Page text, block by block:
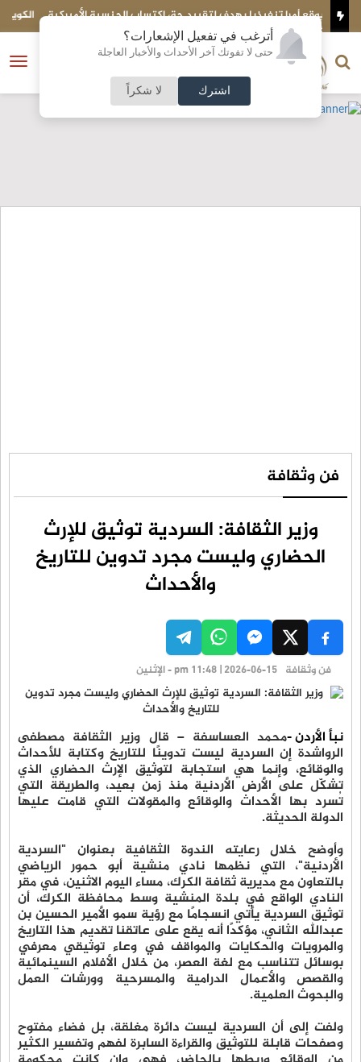
أترغب في تفعيل الإشعارات؟
حتى لا تفوتك آخر الأحداث والأخبار العاجلة
اشترك لا شكراً
الأميركية الكويت تحبط تهريب شحنة ضخمة إلى مصر..ماذا بداخلها؟
فتح
الناشر و رئيس التحرير
النسخة الكاملة
فن وثقافة
وزير الثقافة: السردية توثيق للإرث
الحضاري وليست مجرد تدوين للتاريخ
والأحداث
فن وثقافة pm 11:48 | 2026-06-15 - الإثنين
نبأ الأردن -محمد العساسفة – قال وزير الثقافة مصطفى
الرواشدة إن السردية ليست تدوينًا للتاريخ وكتابة للأحداث
والوقائع، وإنما هي استجابة لتوثيق الإرث الحضاري الذي
تشكّل على الأرض الأردنية منذ زمن بعيد، والطريقة التي
تُسرد بها الأحداث والوقائع والمقولات التي قامت عليها
الدولة الحديثة.
وأوضح خلال رعايته الندوة الثقافية بعنوان "السردية
الأردنية"، التي نظمها نادي منشية أبو حمور الرياضي
بالتعاون مع مديرية ثقافة الكرك، مساء اليوم الاثنين، في مقر
النادي الواقع في بلدة المنشية وسط محافظة الكرك، أن
توثيق السردية يأتي انسجامًا مع رؤية سمو الأمير الحسين بن
عبدالله الثاني، مؤكدًا أنه يقع على عاتقنا تقديم هذا التاريخ
والمرويات والحكايات والمواقف في وعاء توثيقي معرفي
بوسائل تتناسب مع لغة العصر، من خلال الأفلام السينمائية
والقصص والأعمال الدرامية والمسرحية وورشات العمل
والبحوث العلمية.
ولفت إلى أن السردية ليست دائرة مغلقة، بل فضاء مفتوح
وصفحات قابلة للتوثيق والقراءة السابرة لفهم وتفسير الكثير